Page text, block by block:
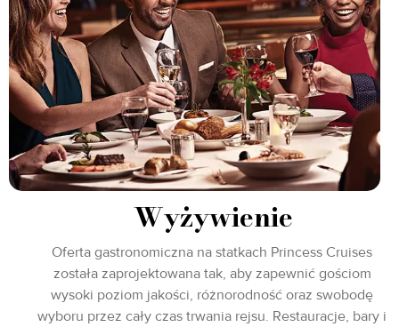
Wyżywienie
Oferta gastronomiczna na statkach Princess Cruises
została zaprojektowana tak, aby zapewnić gościom
wysoki poziom jakości, różnorodność oraz swobodę
wyboru przez cały czas trwania rejsu. Restauracje, bary i